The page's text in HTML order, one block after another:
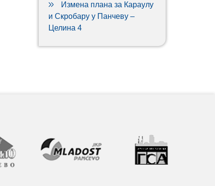
Измена плана за Караулу
и Скробару у Панчеву –
Целина 4